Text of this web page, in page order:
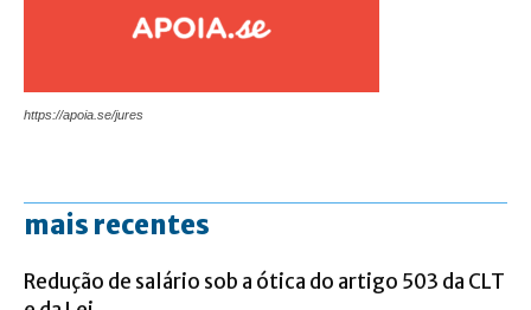
https://apoia.se/jures
mais recentes
Redução de salário sob a ótica do artigo 503 da CLT